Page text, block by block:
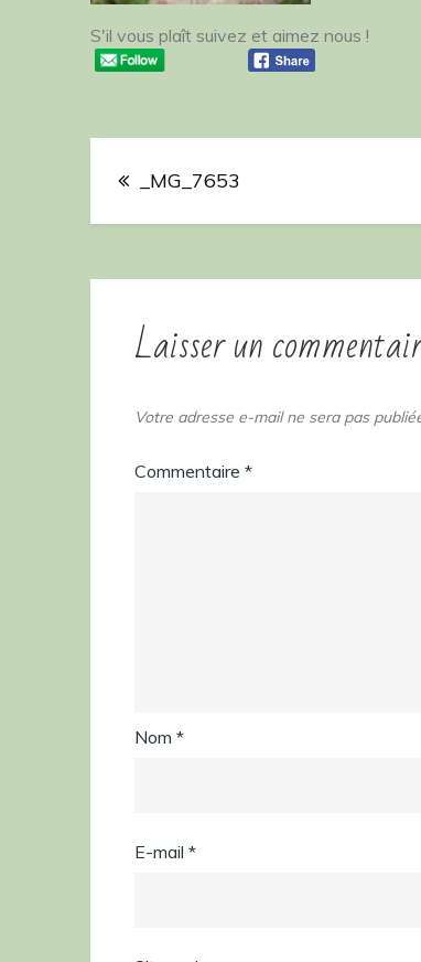
S'il vous plaît suivez et aimez nous !
Navigation
de
l’article
_MG_7653
Laisser un
Votre adresse e-mail ne sera pas
Commentaire *
Nom *
E-mail *